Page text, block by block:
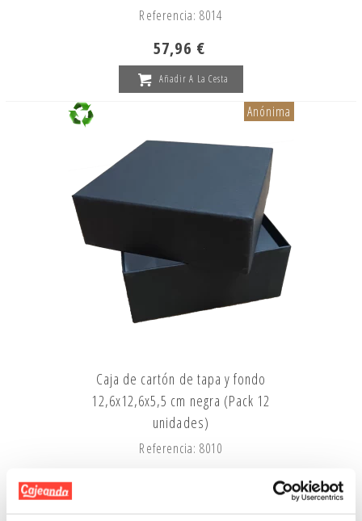
Referencia: 8014
57,96 €
Añadir A La Cesta
Anónima
Caja de cartón de tapa y fondo
12,6x12,6x5,5 cm negra (Pack 12
unidades)
Referencia: 8010
Añadir A La Cesta